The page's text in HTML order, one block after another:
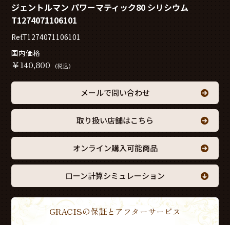
ジェントルマン パワーマティック80 シリシウム
T1274071106101
Ref.T1274071106101
国内価格
￥140,800 (税込)
メールで問い合わせ
取り扱い店舗はこちら
オンライン購入可能商品
ローン計算シミュレーション
GRACISの保証とアフターサービス